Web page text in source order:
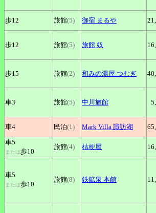
歩12
旅館(5) 御宿 まるや
歩12 旅館(5) 旅館 奴
歩15 旅館(2) 和みの湯屋 つむぎ
車3 旅館(5) 中川旅館
車4 民泊(1) Mark Villa 諏訪湖
車5
または歩10
旅館(4) 桔梗屋
車5
または歩10
旅館(8) 鉄鉱泉 本館